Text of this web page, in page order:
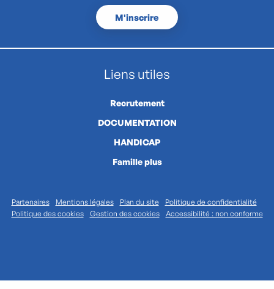
M'inscrire
Liens utiles
Recrutement
DOCUMENTATION
HANDICAP
Famille plus
Partenaires Mentions légales Plan du site
Politique de confidentialité
Politique des cookies
Gestion des cookies Accessibilité : non conforme